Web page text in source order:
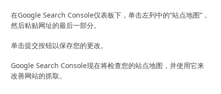
在Google Search Console仪表板下，单击左列中的“站点地图”，
然后粘贴网址的最后一部分。
单击提交按钮以保存您的更改。
Google Search Console现在将检查您的站点地图，并使用它来
改善网站的抓取。